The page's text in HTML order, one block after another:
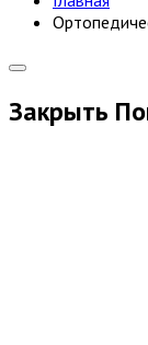
Закрыть